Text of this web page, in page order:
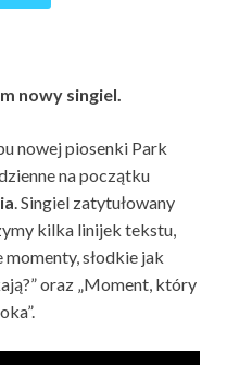
nowy singiel.
nowej piosenki Park
na początku
. Singiel zatytułowany
kilka linijek tekstu,
słodkie jak
oraz „Moment, który